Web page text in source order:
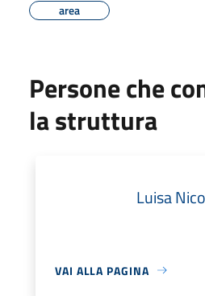
area
Persone che
la struttura
Luisa
VAI ALLA PAGINA